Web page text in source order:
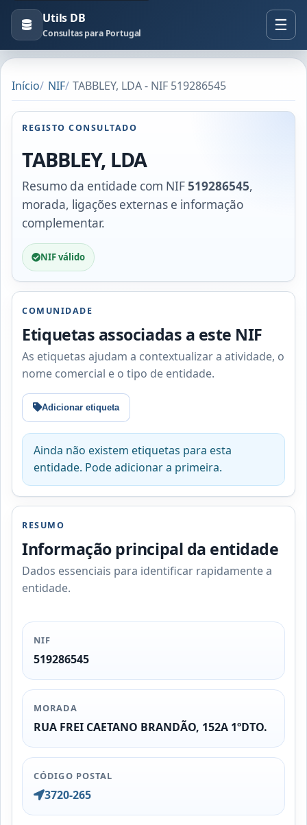
Utils DB
Consultas para Portugal
Início NIF TABBLEY, LDA - NIF 519286545
REGISTO CONSULTADO
TABBLEY, LDA
Resumo da entidade com NIF519286545,
morada, ligações externas e informação
complementar.
NIF válido
COMUNIDADE
Etiquetas associadas a este NIF
As etiquetas ajudam a contextualizar a atividade, o
nome comercial e o tipo de entidade.
Adicionar etiqueta
Ainda não existem etiquetas para esta
entidade. Pode adicionar a primeira.
RESUMO
Informação principal da entidade
Dados essenciais para identificar rapidamente a
entidade.
NIF
519286545
MORADA
RUA FREI CAETANO BRANDÃO, 152A 1ºDTO.
CÓDIGO POSTAL
3720-265